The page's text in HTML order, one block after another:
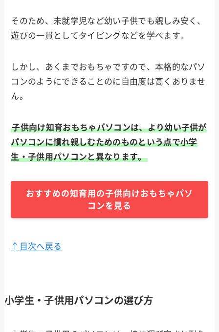
そのため、未就学児など幼い子供でも親しみ安く、
遊びの一貫としてタイピングなどを学べます。
しかし、あくまでおもちゃですので、本格的なパソ
コンのようにできることのに自由度は高くありませ
ん。
子供向け知育おもちゃパソコンは、より幼い子供が
パソコンに慣れ親しむためのものという点で小学
生・子供用パソコンと異なります。
おすすめの知育用の子供向けおもちゃパソ
コンを見る
↑目次へ戻る
小学生・子供用パソコンの選び方